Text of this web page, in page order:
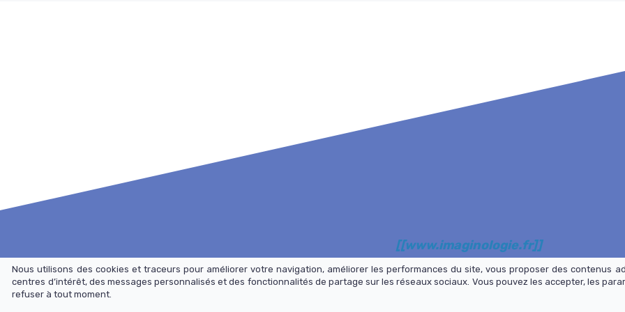
[[www.imaginologie.fr]]
Activez à votre excellence pour réaliser vos
Nous utilisons des cookies et traceurs pour améliorer votre navigation, améliorer les performances du site, vous proposer des contenus
centres d’intérêt, des messages personnalisés et des fonctionnalités de partage sur les réseaux sociaux. Vous pouvez les accepter, les
refuser à tout moment.